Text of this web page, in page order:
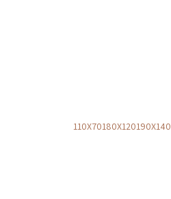
110X70180X120190X140